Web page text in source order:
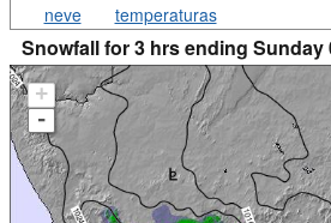
neve
temperaturas
Snowfall for 3 hrs ending Sunday
+
-